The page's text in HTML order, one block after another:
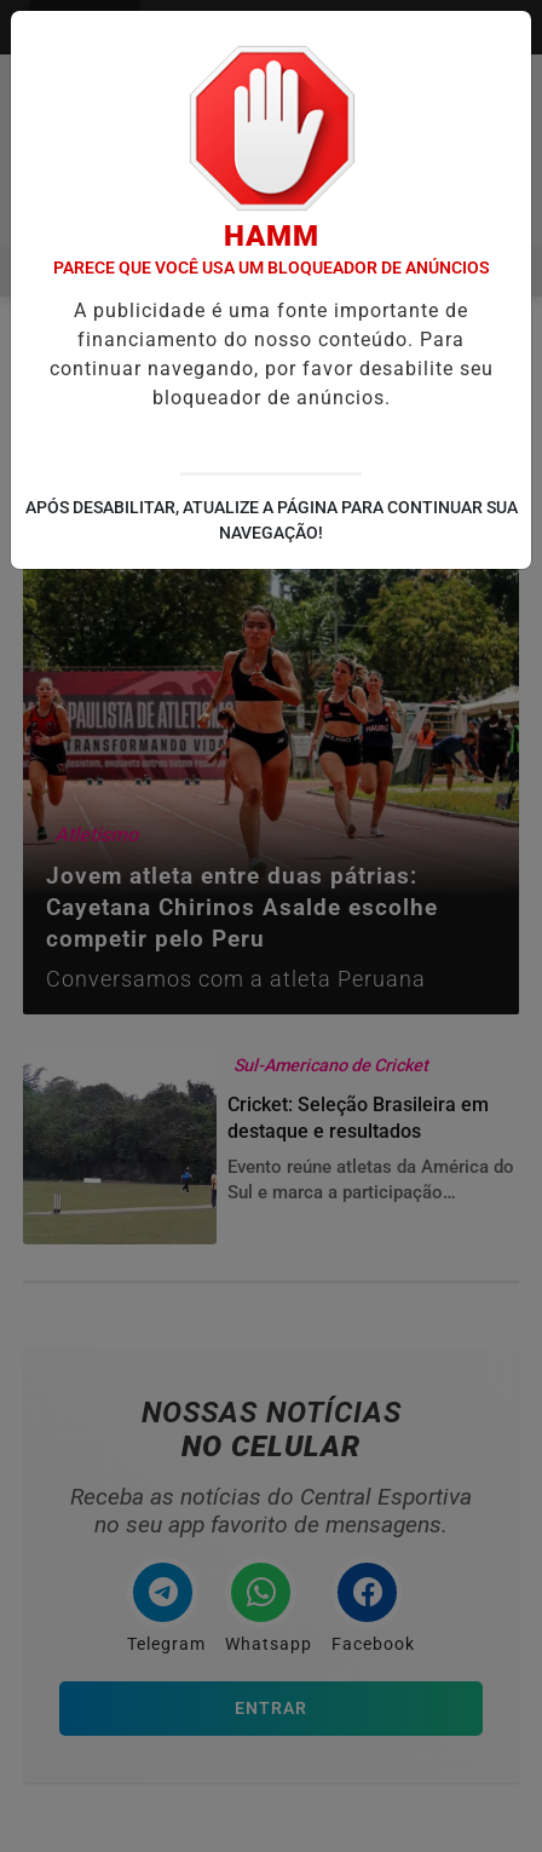
Pesquisar Notícia
ITAQUÁ ESTREIA NO CAMPEONATO PAULISTA MASCULINO DA
EM ALTA
MENU
EMNOTÍCIAS #PERU
Atletismo
Jovem atleta entre duas pátrias:
Cayetana Chirinos Asalde escolhe
competir pelo Peru
Conversamos com a atleta Peruana
Sul-Americano de Cricket
Cricket: Seleção Brasileira em
destaque e resultados
Evento reúne atletas da América do
Sul e marca a participação
NOSSAS NOTÍCIAS
NO CELULAR
Receba as notícias do Central Esportiva
no seu app favorito de mensagens.
Telegram Whatsapp Facebook
ENTRAR
HAMM
PARECE QUE VOCÊ USA UM BLOQUEADOR DE ANÚNCIOS
A publicidade é uma fonte importante de
financiamento do nosso conteúdo. Para
continuar navegando, por favor desabilite seu
bloqueador de anúncios.
APÓS DESABILITAR, ATUALIZE A PÁGINA PARA CONTINUAR SUA
NAVEGAÇÃO!